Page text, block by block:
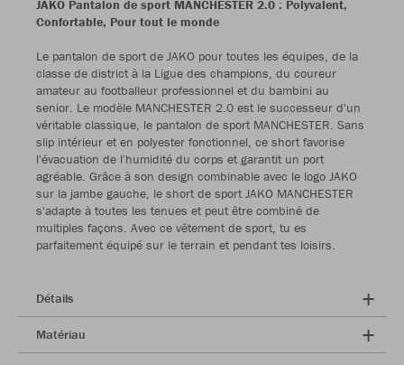
JAKO Pantalon de sport MANCHESTER 2.0 : Polyvalent,
Confortable, Pour tout le monde
Le pantalon de sport de JAKO pour toutes les équipes, de la
classe de district à la Ligue des champions, du coureur
amateur au footballeur professionnel et du bambini au
senior. Le modèle MANCHESTER 2.0 est le successeur d'un
véritable classique, le pantalon de sport MANCHESTER. Sans
slip intérieur et en polyester fonctionnel, ce short favorise
l'évacuation de l'humidité du corps et garantit un port
agréable. Grâce à son design combinable avec le logo JAKO
sur la jambe gauche, le short de sport JAKO MANCHESTER
s'adapte à toutes les tenues et peut être combiné de
multiples façons. Avec ce vêtement de sport, tu es
parfaitement équipé sur le terrain et pendant tes loisirs.
Détails
Matériau